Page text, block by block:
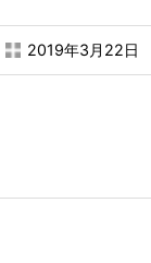
2019年3月22日